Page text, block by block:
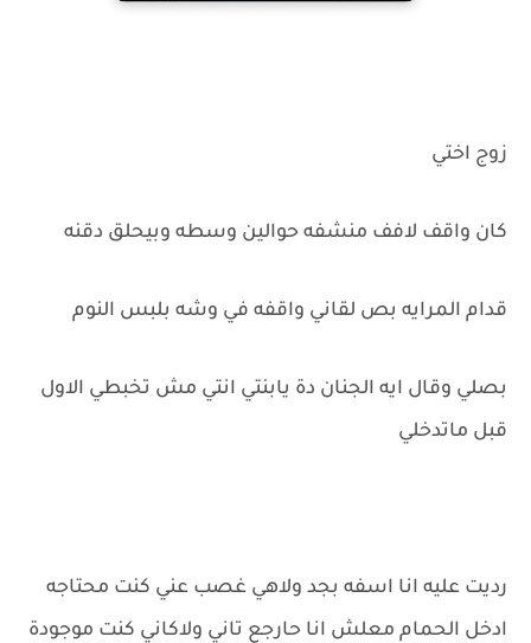
زوج اختي
كان واقف لافف منشفه حوالين وسطه وبيحلق دقنه
قدام المرايه بص لقاني واقفه في وشه بلبس النوم
بصلي وقال ايه الجنان دة يابنتي انتي مش تخبطي الاول
قبل ماتدخلي
رديت عليه انا اسفه بجد ولاهي غصب عني كنت محتاجه
ادخل الحمام معلش انا حارجع تاني ولاكاني كنت موجودة